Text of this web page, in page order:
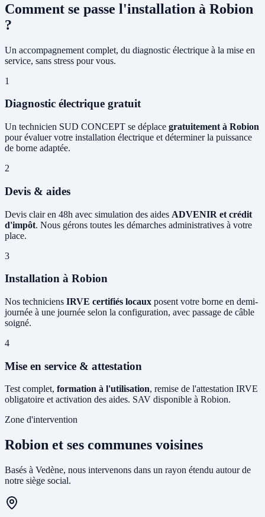
Comment se passe l'installation à Robion
?
Un accompagnement complet, du diagnostic électrique à la mise en
service, sans stress pour vous.
1
Diagnostic électrique gratuit
Un technicien SUD CONCEPT se déplace gratuitement à Robion
pour évaluer votre installation électrique et déterminer la puissance
de borne adaptée.
2
Devis & aides
Devis clair en 48h avec simulation des aides ADVENIR et crédit
d'impôt. Nous gérons toutes les démarches administratives à votre
place.
3
Installation à Robion
Nos techniciens IRVE certifiés locaux posent votre borne en demi-
journée à une journée selon la configuration, avec passage de câble
soigné.
4
Mise en service & attestation
Test complet, formation à l'utilisation, remise de l'attestation IRVE
obligatoire et activation des aides. SAV disponible à Robion.
Zone d'intervention
Robion et ses communes voisines
Basés à Vedène, nous intervenons dans un rayon étendu autour de
notre siège social.